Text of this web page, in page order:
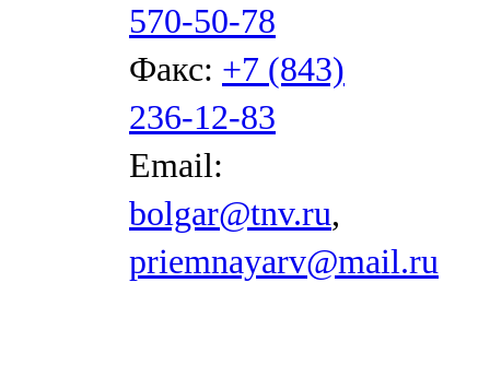
570-50-78
Факс: +7 (843)
236-12-83
Email:
bolgar@tnv.ru,
priemnayarv@mail.ru